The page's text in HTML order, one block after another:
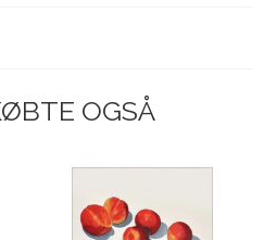
OGSÅ